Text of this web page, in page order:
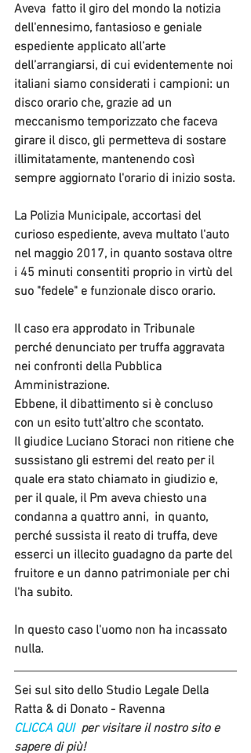
Aveva  fatto il giro del mondo la notizia
dell'ennesimo, fantasioso e geniale
espediente applicato all’arte
dell’arrangiarsi, di cui evidentemente noi
italiani siamo considerati i campioni: un
disco orario che, grazie ad un
meccanismo temporizzato che faceva
girare il disco, gli permetteva di sostare
illimitatamente, mantenendo così
sempre aggiornato l'orario di inizio sosta.
La Polizia Municipale, accortasi del
curioso espediente, aveva multato l'auto
nel maggio 2017, in quanto sostava oltre
i 45 minuti consentiti proprio in virtù del
suo "fedele" e funzionale disco orario.
Il caso era approdato in Tribunale
perché denunciato per truffa aggravata
nei confronti della Pubblica
Amministrazione.
Ebbene, il dibattimento si è concluso
con un esito tutt’altro che scontato.
Il giudice Luciano Storaci non ritiene che
sussistano gli estremi del reato per il
quale era stato chiamato in giudizio e,
per il quale, il Pm aveva chiesto una
condanna a quattro anni,  in quanto,
perché sussista il reato di truffa, deve
esserci un illecito guadagno da parte del
fruitore e un danno patrimoniale per chi
l'ha subito.
In questo caso l'uomo non ha incassato
nulla.
Sei sul sito dello Studio Legale Della
Ratta & di Donato - Ravenna
CLICCA QUI per visitare il nostro sito e
sapere di più!